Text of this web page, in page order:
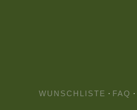
WUNSCHLISTE · FAQ ·